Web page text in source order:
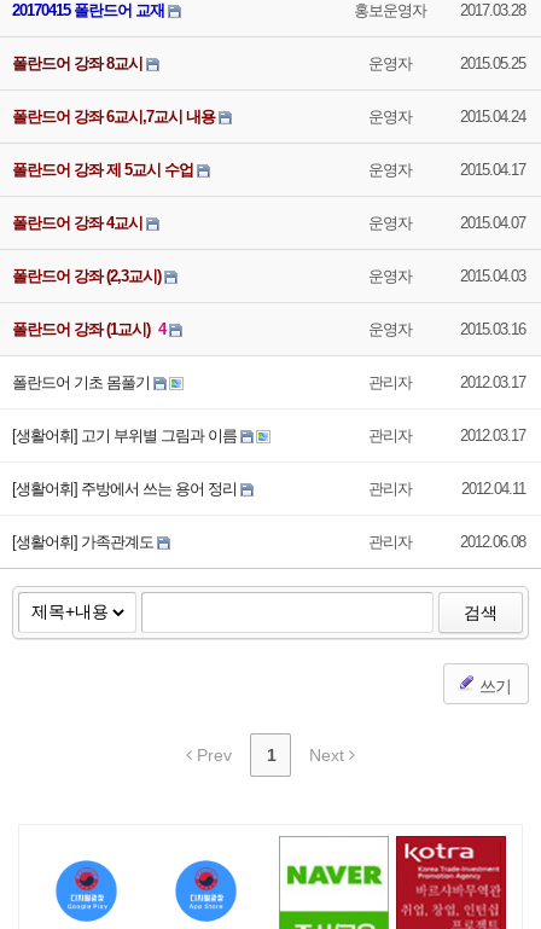
20170415 폴란드어 교재 홍보운영자 2017.03.28
폴란드어 강좌 8교시 운영자 2015.05.25
폴란드어 강좌 6교시,7교시 내용 운영자 2015.04.24
폴란드어 강좌 제 5교시 수업 운영자 2015.04.17
폴란드어 강좌 4교시 운영자 2015.04.07
폴란드어 강좌 (2,3교시) 운영자 2015.04.03
폴란드어 강좌 (1교시) 4 운영자 2015.03.16
폴란드어 기초 몸풀기 관리자 2012.03.17
[생활어휘] 고기 부위별 그림과 이름 관리자 2012.03.17
[생활어휘] 주방에서 쓰는 용어 정리 관리자 2012.04.11
[생활어휘] 가족관계도 관리자 2012.06.08
검색
쓰기
Prev 1 Next